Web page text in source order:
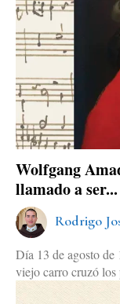
Wolfgang
llamado a ser...
Rodrigo
Día 13 de agosto de
viejo carro cruzó